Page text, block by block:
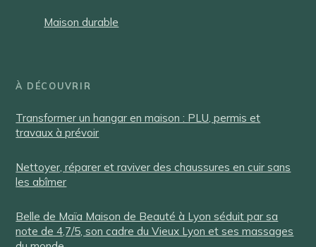
Maison durable
À DÉCOUVRIR
Transformer un hangar en maison : PLU, permis et
travaux à prévoir
Nettoyer, réparer et raviver des chaussures en cuir sans
les abîmer
Belle de Maïa Maison de Beauté à Lyon séduit par sa
note de 4,7/5, son cadre du Vieux Lyon et ses massages